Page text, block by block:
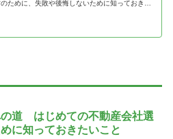
ために、失敗や後悔しないために知っておきた
の道 はじめての不動産会社選
に知っておきたいこと